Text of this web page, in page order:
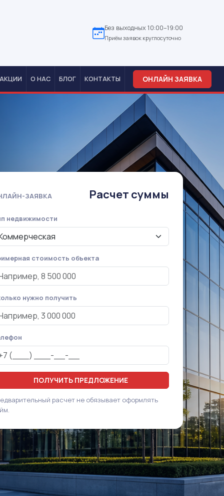
Без выходных 10:00–19:00
Приём заявок круглосуточно
АКЦИИ О НАС БЛОГ КОНТАКТЫ ОНЛАЙН ЗАЯВКА
ЗАЯВКА Расчет суммы
недвижимости
стоимость объекта
нужно получить
ПОЛУЧИТЬ ПРЕДЛОЖЕНИЕ
расчет не обязывает оформлять